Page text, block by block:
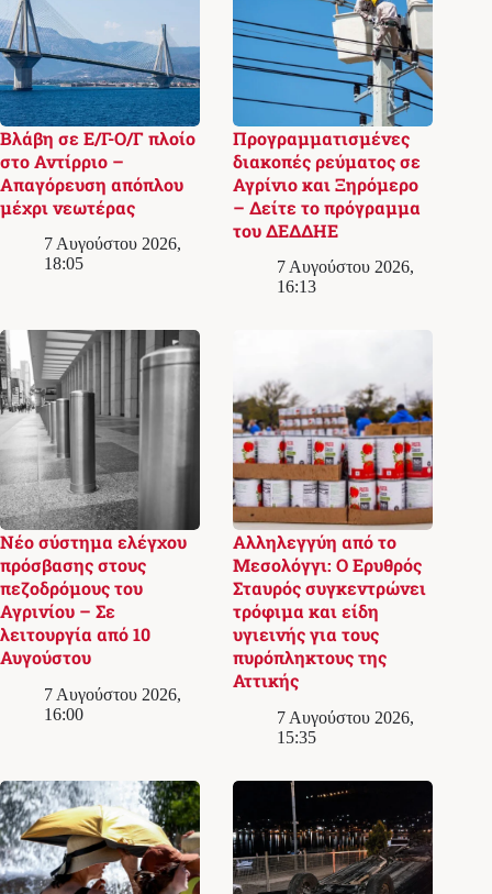
Βλάβη σε Ε/Γ-Ο/Γ πλοίο
στο Αντίρριο –
Απαγόρευση απόπλου
μέχρι νεωτέρας
7 Αυγούστου 2026,
18:05
Προγραμματισμένες
διακοπές ρεύματος σε
Αγρίνιο και Ξηρόμερο
– Δείτε το πρόγραμμα
του ΔΕΔΔΗΕ
7 Αυγούστου 2026,
16:13
Νέο σύστημα ελέγχου
πρόσβασης στους
πεζοδρόμους του
Αγρινίου – Σε
λειτουργία από 10
Αυγούστου
7 Αυγούστου 2026,
16:00
Αλληλεγγύη από το
Μεσολόγγι: Ο Ερυθρός
Σταυρός συγκεντρώνει
τρόφιμα και είδη
υγιεινής για τους
πυρόπληκτους της
Αττικής
7 Αυγούστου 2026,
15:35